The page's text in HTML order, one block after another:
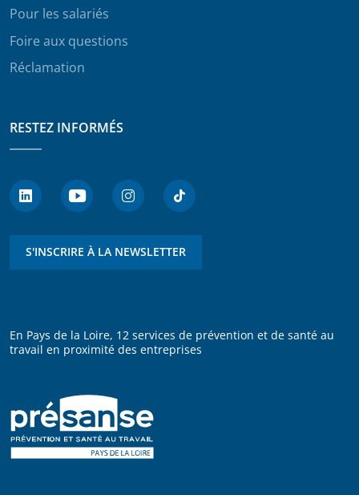
Pour les salariés
Foire aux questions
Réclamation
RESTEZ INFORMÉS
S'INSCRIRE À LA NEWSLETTER
En Pays de la Loire, 12 services de prévention et de santé au
travail en proximité des entreprises